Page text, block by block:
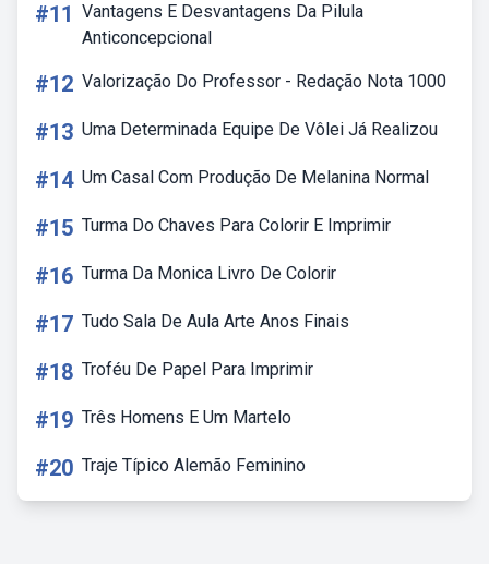
#11 Vantagens E Desvantagens Da Pilula
Anticoncepcional
#12 Valorização Do Professor - Redação Nota 1000
#13 Uma Determinada Equipe De Vôlei Já Realizou
#14 Um Casal Com Produção De Melanina Normal
#15 Turma Do Chaves Para Colorir E Imprimir
#16 Turma Da Monica Livro De Colorir
#17 Tudo Sala De Aula Arte Anos Finais
#18 Troféu De Papel Para Imprimir
#19 Três Homens E Um Martelo
#20 Traje Típico Alemão Feminino